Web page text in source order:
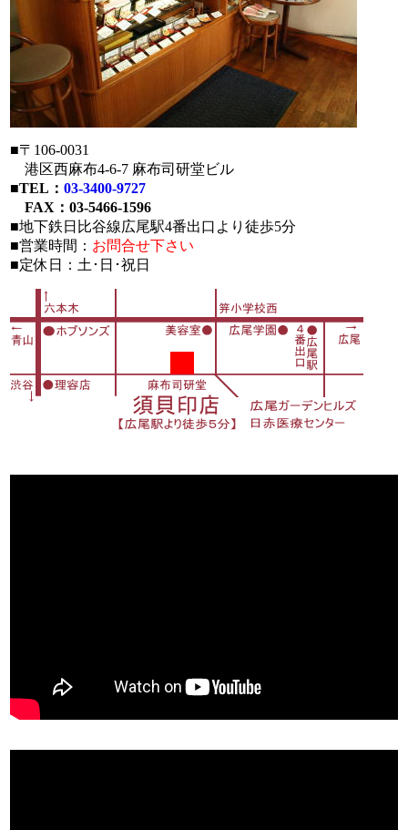
■〒106-0031
港区西麻布4-6-7 麻布司研堂ビル
■TEL：03-3400-9727
FAX：03-5466-1596
■地下鉄日比谷線広尾駅4番出口より徒歩5分
■営業時間： お問合せ下さい
■定休日：土･日･祝日